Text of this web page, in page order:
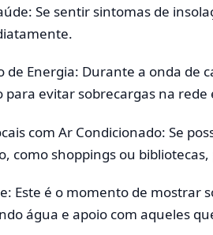
Se sentir sintomas de
de Energia: Durante a onda de
para evitar sobrecargas na rede
com Ar Condicionado: Se
como shoppings ou bibliotecas,
Este é o momento de mostrar
água e apoio com aqueles